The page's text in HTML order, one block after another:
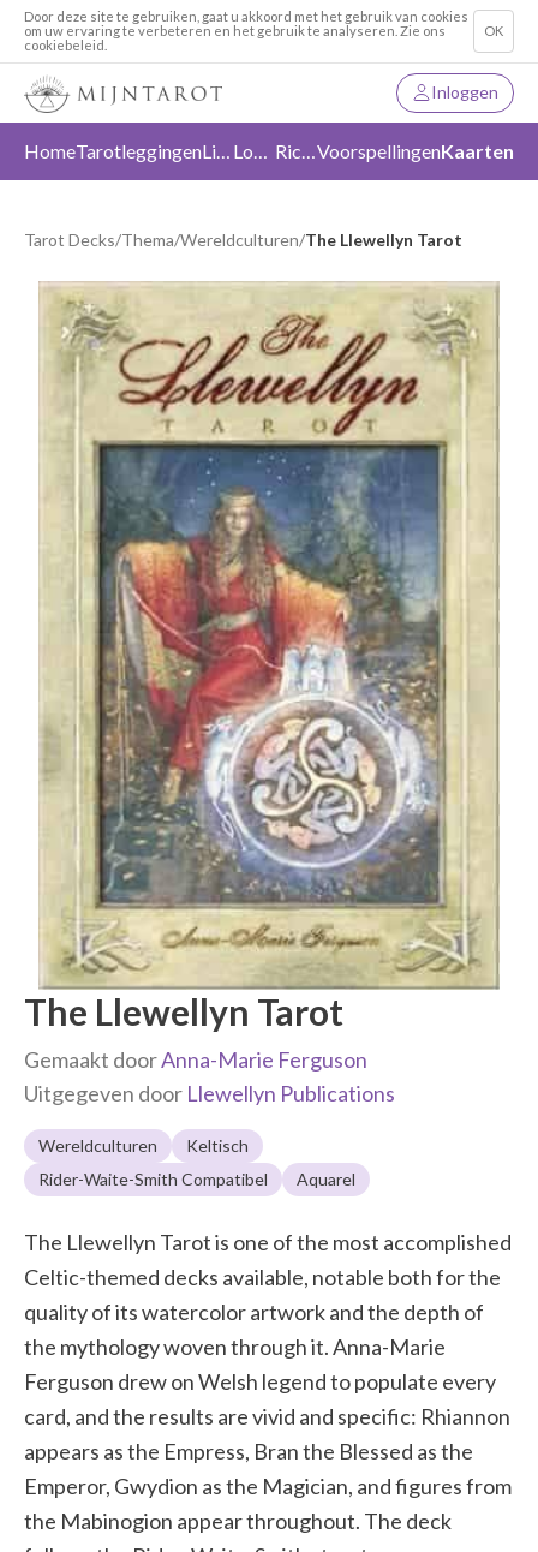
Door deze site te gebruiken, gaat u akkoord met het gebruik van cookies
om uw ervaring te verbeteren en het gebruik te analyseren. Zie ons
cookiebeleid.
OK
Inloggen
HomeTarotleggingen Liefde Loslaten RichtingVoorspellingenKaarten
Tarot Decks/Thema/Wereldculturen/The Llewellyn Tarot
The Llewellyn Tarot
Gemaakt doorAnna-Marie Ferguson
Uitgegeven door Llewellyn Publications
Wereldculturen
Keltisch
Rider-Waite-Smith Compatibel
Aquarel
The Llewellyn Tarot is one of the most accomplished
Celtic-themed decks available, notable both for the
quality of its watercolor artwork and the depth of
the mythology woven through it. Anna-Marie
Ferguson drew on Welsh legend to populate every
card, and the results are vivid and specific: Rhiannon
appears as the Empress, Bran the Blessed as the
Emperor, Gwydion as the Magician, and figures from
the Mabinogion appear throughout. The deck